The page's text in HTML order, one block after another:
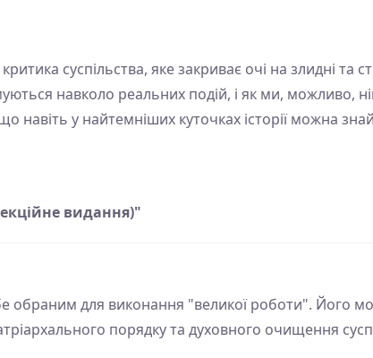
суспільства, яке закриває очі на злидні та
навколо реальних подій, і як ми, можливо,
навіть у найтемніших куточках історії можна
видання)"
обраним для виконання "великої роботи". Його
порядку та духовного очищення